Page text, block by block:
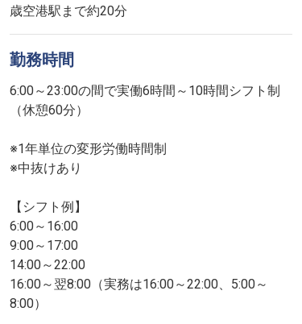
歳空港駅まで約20分
勤務時間
6:00～23:00の間で実働6時間～10時間シフト制
（休憩60分）
※1年単位の変形労働時間制
※中抜けあり
【シフト例】
6:00～16:00
9:00～17:00
14:00～22:00
16:00～翌8:00（実務は16:00～22:00、5:00～
8:00）